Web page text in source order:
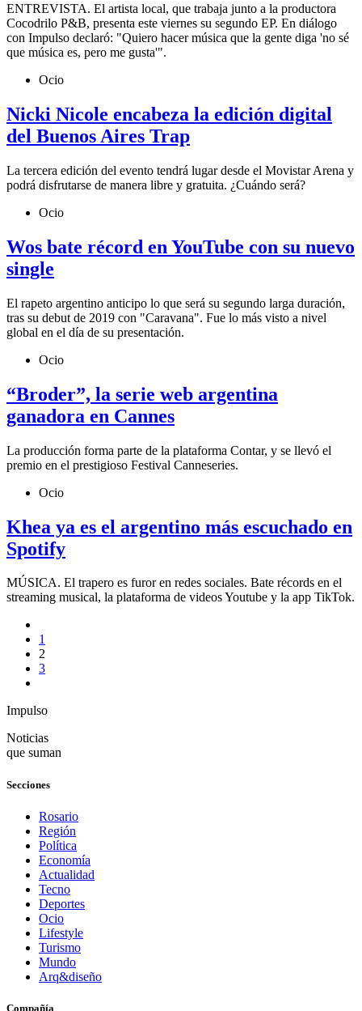
ENTREVISTA. El artista local, que trabaja junto a la productora
Cocodrilo P&B, presenta este viernes su segundo EP. En diálogo
con Impulso declaró: "Quiero hacer música que la gente diga 'no sé
que música es, pero me gusta'".
Ocio
Nicki Nicole encabeza la edición digital
del Buenos Aires Trap
La tercera edición del evento tendrá lugar desde el Movistar Arena y
podrá disfrutarse de manera libre y gratuita. ¿Cuándo será?
Ocio
Wos bate récord en YouTube con su nuevo
single
El rapeto argentino anticipo lo que será su segundo larga duración,
tras su debut de 2019 con "Caravana". Fue lo más visto a nivel
global en el día de su presentación.
Ocio
“Broder”, la serie web argentina
ganadora en Cannes
La producción forma parte de la plataforma Contar, y se llevó el
premio en el prestigioso Festival Canneseries.
Ocio
Khea ya es el argentino más escuchado en
Spotify
MÚSICA. El trapero es furor en redes sociales. Bate récords en el
streaming musical, la plataforma de videos Youtube y la app TikTok.
1
2
3
Impulso
Noticias
que suman
Secciones
Rosario
Región
Política
Economía
Actualidad
Tecno
Deportes
Ocio
Lifestyle
Turismo
Mundo
Arq&diseño
Compañía